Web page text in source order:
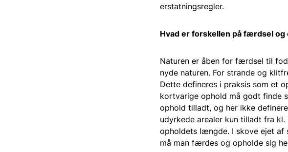
erstatningsregler.
Hvad er forskellen på færdsel og
Naturen er åben for færdsel til
nyde naturen. For strande og
Dette defineres i praksis som et
kortvarige ophold må godt finde
ophold tilladt, og her ikke
udyrkede arealer kun tilladt fra
opholdets længde. I skove ejet af
må man færdes og opholde sig